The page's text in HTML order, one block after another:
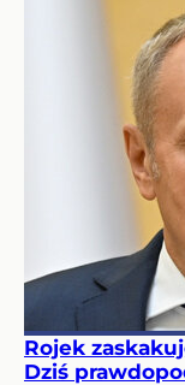
Rojek
Dziś